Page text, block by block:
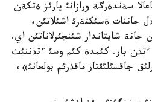
سةندةرگة ورازانئ پارئز ةتكةن
جاننات ةسئكتةرئ اشئلاتئن،
جانة شايتاندار شئنجئرلاناتئن اي.
ءتذن بار. كئمدة كئم وسئ ءتذننئث
جاقسئلئقتار ماقذرئم بولعانئ»،